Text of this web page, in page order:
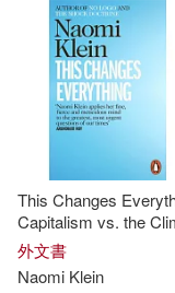
This Changes
Capitalism vs. the
外文書
Naomi Klein